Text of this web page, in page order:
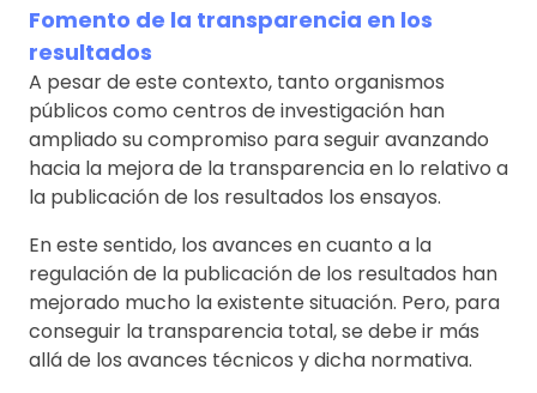
Fomento de la transparencia en los
resultados
A pesar de este contexto, tanto organismos
públicos como centros de investigación han
ampliado su compromiso para seguir avanzando
hacia la mejora de la transparencia en lo relativo a
la publicación de los resultados los ensayos.
En este sentido, los avances en cuanto a la
regulación de la publicación de los resultados han
mejorado mucho la existente situación. Pero, para
conseguir la transparencia total, se debe ir más
allá de los avances técnicos y dicha normativa.